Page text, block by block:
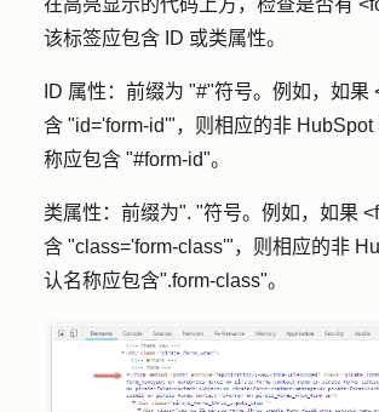
该标签应包含 ID 或类属性。
ID 属性： 前缀为 "#"符号。例如，如果
含 "id='form-id'"，则相应的非 HubSpot
称应包含 "#form-id"。
类属性： 前缀为". "符号。例如，如果
含 "class='form-class'"，则相应的非
认名称应包含".form-class"。